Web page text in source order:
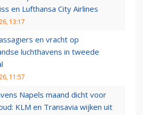
en Lufthansa City Airlines
13:17
en vracht op
luchthavens in tweede
11:57
Napels maand dicht voor
KLM en Transavia wijken uit